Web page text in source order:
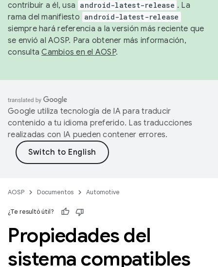
contribuir a él, usa android-latest-release . La
rama del manifiesto android-latest-release
siempre hará referencia a la versión más reciente que
se envió al AOSP. Para obtener más información,
consultaCambios en el AOSP.
Google utiliza tecnología de IA para traducir
contenido a tu idioma preferido. Las traducciones
realizadas con IA pueden contener errores.
AOSP Documentos Automotive
¿Te resultó útil?
Propiedades del
sistema compatibles